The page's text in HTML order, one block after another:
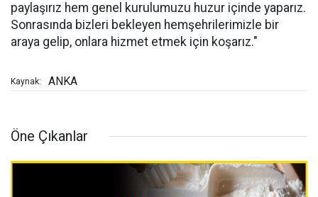
paylaşırız hem genel kurulumuzu huzur içinde yaparız.
Sonrasında bizleri bekleyen hemşehrilerimizle bir
araya gelip, onlara hizmet etmek için koşarız."
Kaynak: ANKA
Öne Çıkanlar